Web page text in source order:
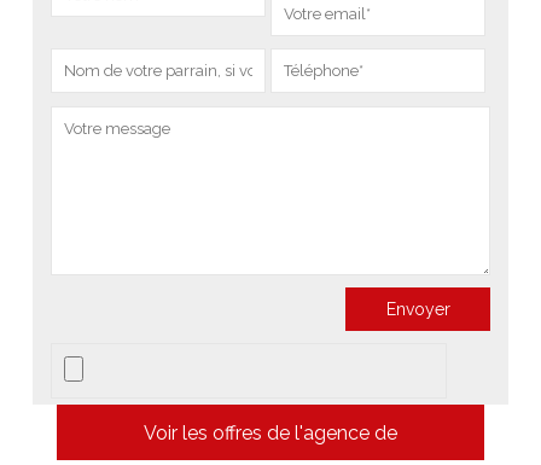
Voir les offres de l'agence de